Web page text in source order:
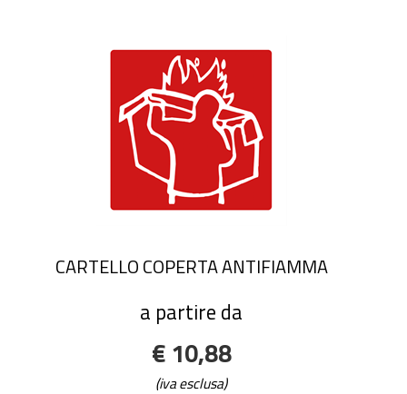
CARTELLO COPERTA ANTIFIAMMA
a partire da
€ 10,88
(iva esclusa)